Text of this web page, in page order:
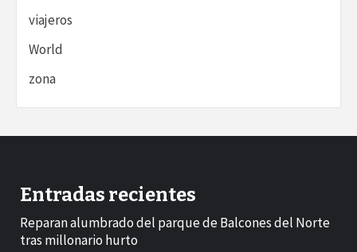
viajeros
World
zona
Entradas recientes
Reparan alumbrado del parque de Balcones del Norte
tras millonario hurto